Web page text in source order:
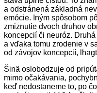
a odstránená základná
emócie. Iným spôsobom
zmiznutie dvoch druhov
koncepcií či neuróz.
a vďaka tomu zrodenie v
od závojov koncepcií,
Šinä oslobodzuje od
mimo očakávania,
keď nedostaneme to, po